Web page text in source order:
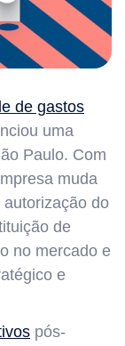
de gastos
uma
Paulo. Com
muda
do
de
no mercado e
e
pós-